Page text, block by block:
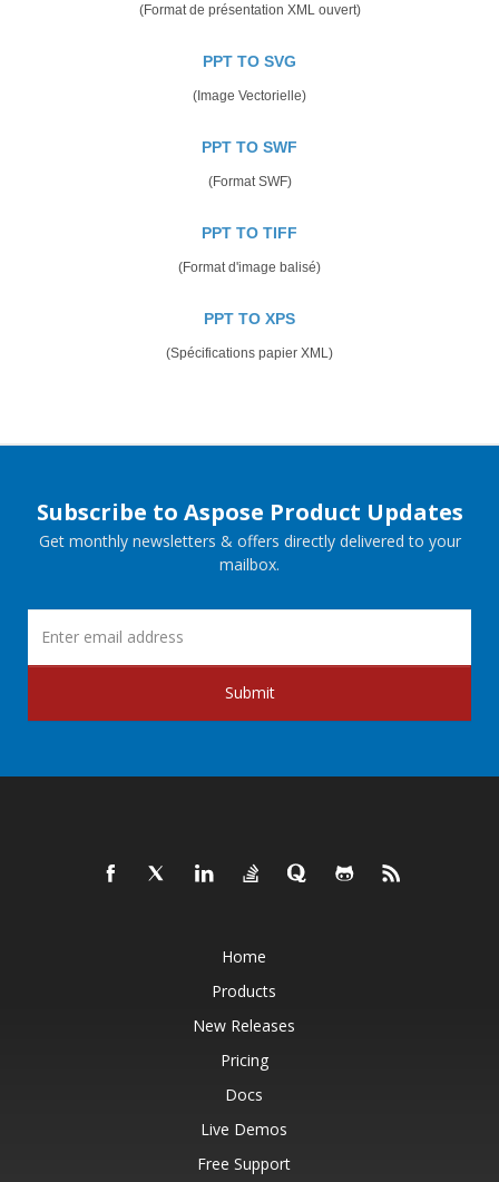
(Format de présentation XML ouvert)
PPT TO SVG
(Image Vectorielle)
PPT TO SWF
(Format SWF)
PPT TO TIFF
(Format d'image balisé)
PPT TO XPS
(Spécifications papier XML)
Subscribe to Aspose Product Updates
Get monthly newsletters & offers directly delivered to your
mailbox.
Submit
Home
Products
New Releases
Pricing
Docs
Live Demos
Free Support